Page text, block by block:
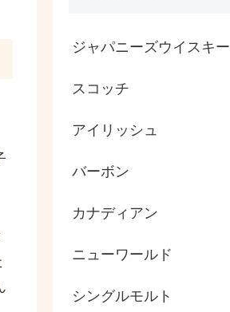
アイリッシュ
カナディアン
ジャパニーズウイスキー
シングルモルト
スコッチ
ニューワールド
バーボン